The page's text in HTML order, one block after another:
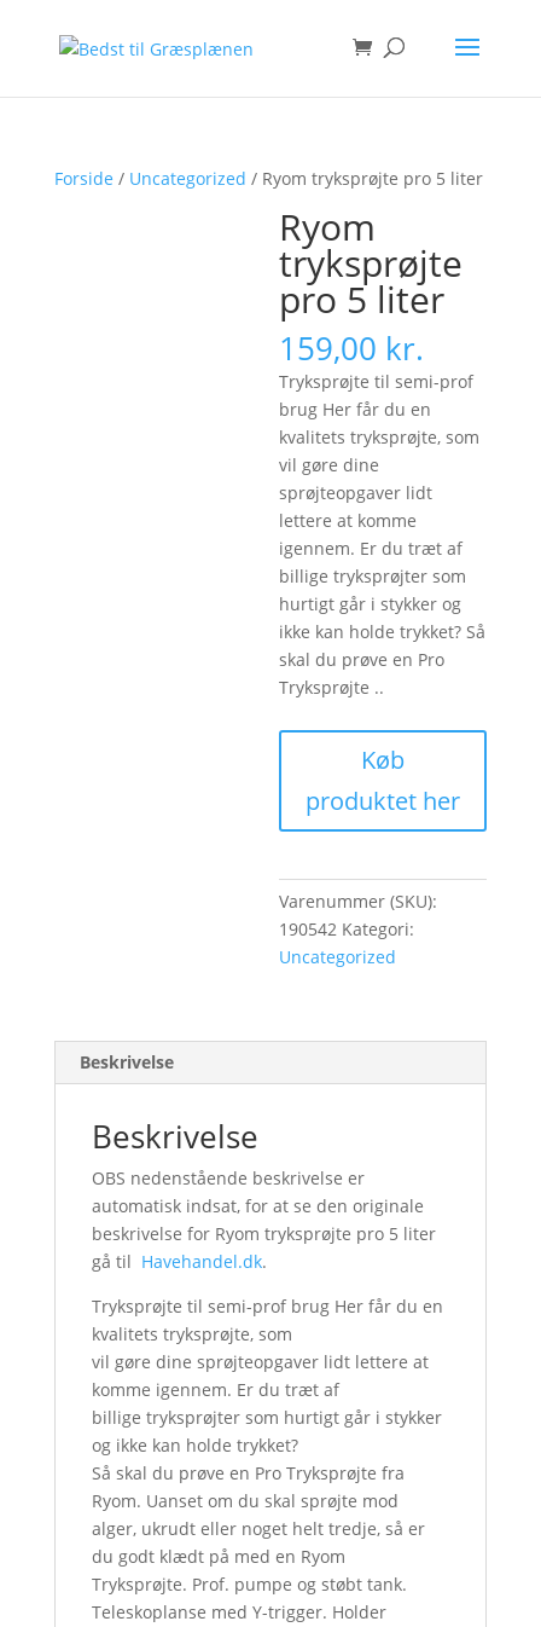
Forside / Uncategorized / Ryom tryksprøjte pro 5 liter
Ryom
tryksprøjte
pro 5 liter
159,00 kr.
Tryksprøjte til semi-prof
brug Her får du en
kvalitets tryksprøjte, som
vil gøre dine
sprøjteopgaver lidt
lettere at komme
igennem. Er du træt af
billige tryksprøjter som
hurtigt går i stykker og
ikke kan holde trykket? Så
skal du prøve en Pro
Tryksprøjte ..
Køb
produktet her
Varenummer (SKU):
190542 Kategori:
Uncategorized
Beskrivelse
Beskrivelse
OBS nedenstående beskrivelse er
automatisk indsat, for at se den originale
beskrivelse for Ryom tryksprøjte pro 5 liter
gå til Havehandel.dk.
Tryksprøjte til semi-prof brug Her får du en
kvalitets tryksprøjte, som
vil gøre dine sprøjteopgaver lidt lettere at
komme igennem. Er du træt af
billige tryksprøjter som hurtigt går i stykker
og ikke kan holde trykket?
Så skal du prøve en Pro Tryksprøjte fra
Ryom. Uanset om du skal sprøjte mod
alger, ukrudt eller noget helt tredje, så er
du godt klædt på med en Ryom
Tryksprøjte. Prof. pumpe og støbt tank.
Teleskoplanse med Y-trigger. Holder